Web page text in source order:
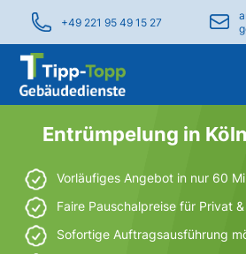
+49 221 95 49 15 27
Entrümpelung in
Vorläufiges Angebot in nur 60
Faire Pauschalpreise für Privat
Sofortige Auftragsausführung